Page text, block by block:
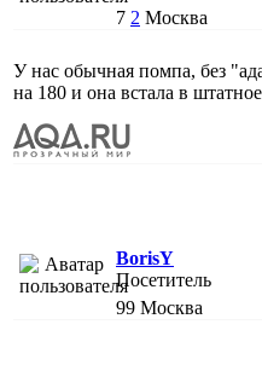
7 2 Москва
У нас обычная помпа, без
на 180 и она встала в
BorisY
Посетитель
99 Москва